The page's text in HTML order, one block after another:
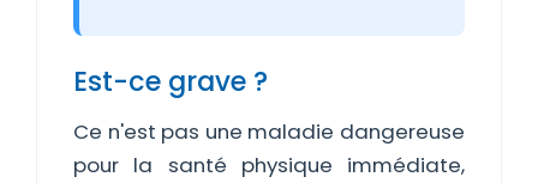
Est-ce grave ?
Ce n'est pas une maladie dangereuse
pour la santé physique immédiate,